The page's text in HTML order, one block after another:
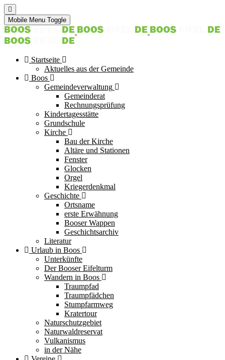
Mobile Menu Toggle
Startseite
Aktuelles aus der Gemeinde
Boos
Gemeindeverwaltung
Gemeinderat
Rechnungsprüfung
Kindertagesstätte
Grundschule
Kirche
Bau der Kirche
Altäre und Stationen
Fenster
Glocken
Orgel
Kriegerdenkmal
Geschichte
Ortsname
erste Erwähnung
Booser Wappen
Geschichtsarchiv
Literatur
Urlaub in Boos
Unterkünfte
Der Booser Eifelturm
Wandern in Boos
Traumpfad
Traumpfädchen
Stumpfarmweg
Kratertour
Naturschutzgebiet
Naturwaldreservat
Vulkanismus
in der Nähe